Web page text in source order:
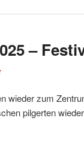
–
wieder zum
pilgerten